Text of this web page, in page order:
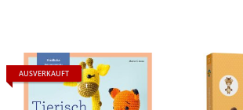
AUSVERKAUFT